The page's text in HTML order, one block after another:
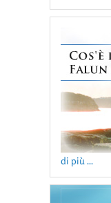
di più ...